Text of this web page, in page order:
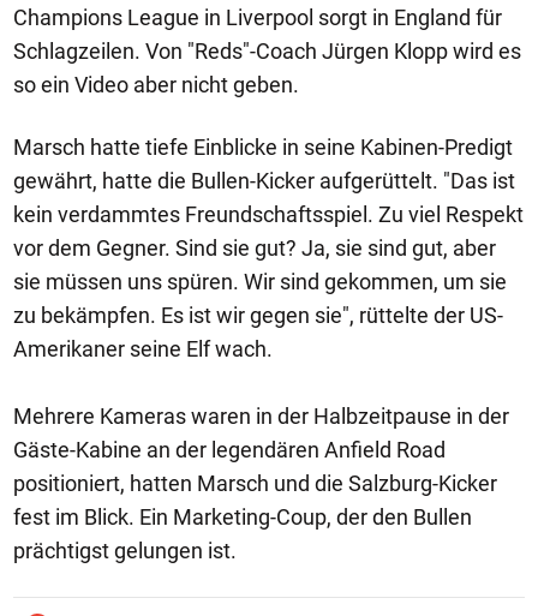
Champions League in Liverpool sorgt in England für
Schlagzeilen. Von "Reds"-Coach Jürgen Klopp wird es
so ein Video aber nicht geben.
Marsch hatte tiefe Einblicke in seine Kabinen-Predigt
gewährt, hatte die Bullen-Kicker aufgerüttelt. "Das ist
kein verdammtes Freundschaftsspiel. Zu viel Respekt
vor dem Gegner. Sind sie gut? Ja, sie sind gut, aber
sie müssen uns spüren. Wir sind gekommen, um sie
zu bekämpfen. Es ist wir gegen sie", rüttelte der US-
Amerikaner seine Elf wach.
Mehrere Kameras waren in der Halbzeitpause in der
Gäste-Kabine an der legendären Anfield Road
positioniert, hatten Marsch und die Salzburg-Kicker
fest im Blick. Ein Marketing-Coup, der den Bullen
prächtigst gelungen ist.